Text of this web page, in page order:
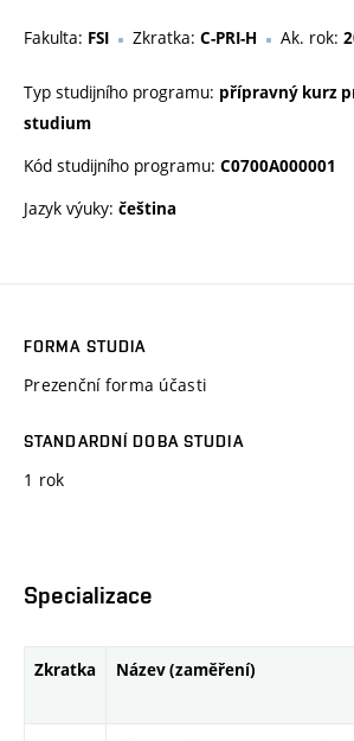
Fakulta: FSI Zkratka: C-PRI-H Ak. rok:
Typ studijního programu: přípravný kurz
studium
Kód studijního programu: C0700A000001
Jazyk výuky: čeština
FORMA STUDIA
Prezenční forma účasti
STANDARDNÍ DOBA STUDIA
1 rok
Specializace
Zkratka Název (zaměření)